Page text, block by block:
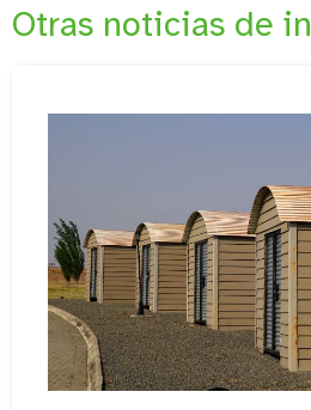
Otras noticias de